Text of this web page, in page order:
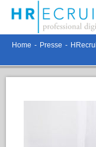
Home - Presse -